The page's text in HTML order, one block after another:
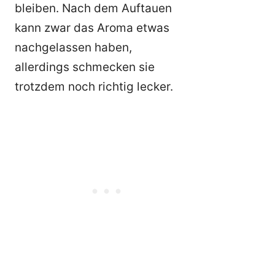
bleiben. Nach dem Auftauen
kann zwar das Aroma etwas
nachgelassen haben,
allerdings schmecken sie
trotzdem noch richtig lecker.